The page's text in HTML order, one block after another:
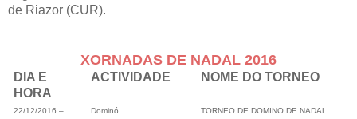
de Riazor (CUR).
XORNADAS DE NADAL 2016
DIA E
HORA
ACTIVIDADE NOME DO TORNEO
22/12/2016 –
Dominó TORNEO DE DOMINO DE NADAL